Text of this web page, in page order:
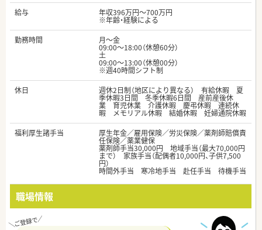
給与
年収396万円～700万円
※年齢・経験による
勤務時間
月～金
09:00～18:00（休憩60分）
土
09:00～13:00（休憩00分）
※週40時間シフト制
休日
週休2日制（地区により異なる） 有給休暇 夏
季休暇3日間 冬季休暇6日間 産前産後休
業 育児休業 介護休暇 慶弔休暇 連続休
暇 メモリアル休暇 結婚休暇 妊婦通院休暇
福利厚生諸手当
厚生年金／雇用保険／労災保険／薬剤師賠償責
任保険／薬業健保
薬剤師手当30,000円 地域手当（最大70,000円
まで） 家族手当（配偶者10,000円、子供7,500
円）
時間外手当 寒冷地手当 赴任手当 待機手当
職場情報